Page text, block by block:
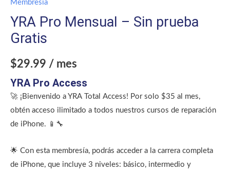
Membresia
YRA Pro Mensual – Sin prueba
Gratis
$29.99 / mes
YRA Pro Access
🚀 ¡Bienvenido a YRA Total Access! Por solo $35 al mes,
obtén acceso ilimitado a todos nuestros cursos de reparación
de iPhone. 📱🔧
🌟 Con esta membresía, podrás acceder a la carrera completa
de iPhone, que incluye 3 niveles: básico, intermedio y